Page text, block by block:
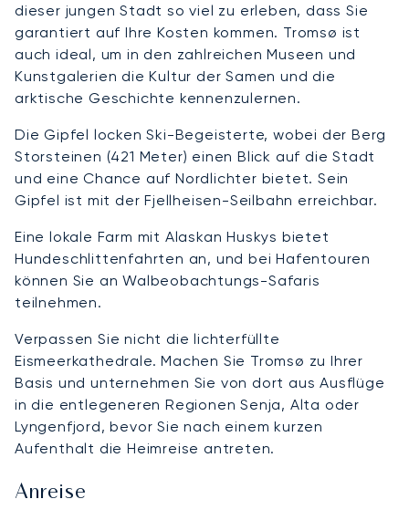
dieser jungen Stadt so viel zu erleben, dass Sie
garantiert auf Ihre Kosten kommen. Tromsø ist
auch ideal, um in den zahlreichen Museen und
Kunstgalerien die Kultur der Samen und die
arktische Geschichte kennenzulernen.
Die Gipfel locken Ski-Begeisterte, wobei der Berg
Storsteinen (421 Meter) einen Blick auf die Stadt
und eine Chance auf Nordlichter bietet. Sein
Gipfel ist mit der Fjellheisen-Seilbahn erreichbar.
Eine lokale Farm mit Alaskan Huskys bietet
Hundeschlittenfahrten an, und bei Hafentouren
können Sie an Walbeobachtungs-Safaris
teilnehmen.
Verpassen Sie nicht die lichterfüllte
Eismeerkathedrale. Machen Sie Tromsø zu Ihrer
Basis und unternehmen Sie von dort aus Ausflüge
in die entlegeneren Regionen Senja, Alta oder
Lyngenfjord, bevor Sie nach einem kurzen
Aufenthalt die Heimreise antreten.
Anreise